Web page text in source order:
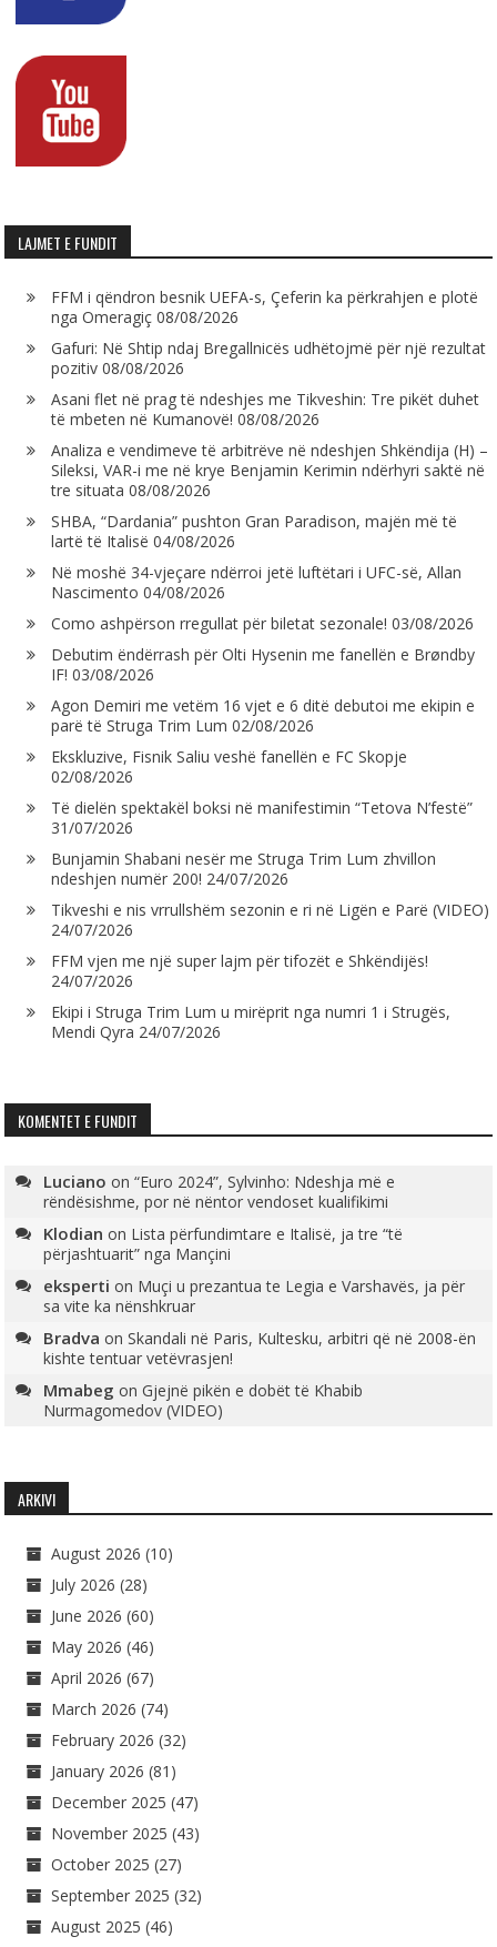
LAJMET E FUNDIT
FFM i qëndron besnik UEFA-s, Çeferin ka përkrahjen e plotë
nga Omeragiç 08/08/2026
Gafuri: Në Shtip ndaj Bregallnicës udhëtojmë për një rezultat
pozitiv 08/08/2026
Asani flet në prag të ndeshjes me Tikveshin: Tre pikët duhet
të mbeten në Kumanovë! 08/08/2026
Analiza e vendimeve të arbitrëve në ndeshjen Shkëndija (H) –
Sileksi, VAR-i me në krye Benjamin Kerimin ndërhyri saktë në
tre situata 08/08/2026
SHBA, “Dardania” pushton Gran Paradison, majën më të
lartë të Italisë 04/08/2026
Në moshë 34-vjeçare ndërroi jetë luftëtari i UFC-së, Allan
Nascimento 04/08/2026
Como ashpërson rregullat për biletat sezonale! 03/08/2026
Debutim ëndërrash për Olti Hysenin me fanellën e Brøndby
IF! 03/08/2026
Agon Demiri me vetëm 16 vjet e 6 ditë debutoi me ekipin e
parë të Struga Trim Lum 02/08/2026
Ekskluzive, Fisnik Saliu veshë fanellën e FC Skopje
02/08/2026
Të dielën spektakël boksi në manifestimin “Tetova N’festë”
31/07/2026
Bunjamin Shabani nesër me Struga Trim Lum zhvillon
ndeshjen numër 200! 24/07/2026
Tikveshi e nis vrrullshëm sezonin e ri në Ligën e Parë (VIDEO)
24/07/2026
FFM vjen me një super lajm për tifozët e Shkëndijës!
24/07/2026
Ekipi i Struga Trim Lum u mirëprit nga numri 1 i Strugës,
Mendi Qyra 24/07/2026
KOMENTET E FUNDIT
Luciano on“Euro 2024”, Sylvinho: Ndeshja më e
rëndësishme, por në nëntor vendoset kualifikimi
Klodian on Lista përfundimtare e Italisë, ja tre “të
përjashtuarit” nga Mançini
eksperti on Muçi u prezantua te Legia e Varshavës, ja për
sa vite ka nënshkruar
Bradva onSkandali në Paris, Kultesku, arbitri që në 2008-ën
kishte tentuar vetëvrasjen!
Mmabeg onGjejnë pikën e dobët të Khabib
Nurmagomedov (VIDEO)
ARKIVI
August 2026 (10)
July 2026 (28)
June 2026 (60)
May 2026 (46)
April 2026 (67)
March 2026 (74)
February 2026 (32)
January 2026 (81)
December 2025 (47)
November 2025 (43)
October 2025 (27)
September 2025 (32)
August 2025 (46)